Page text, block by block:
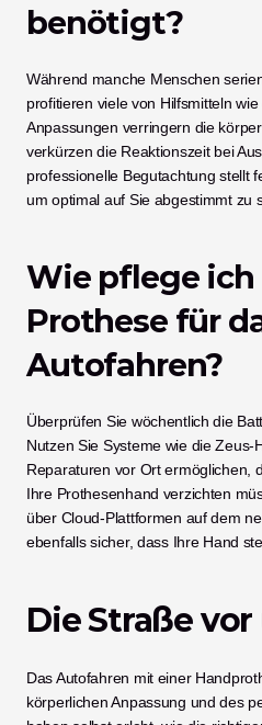
benötigt?
Während manche Menschen
profitieren viele von Hilfsmitteln
Anpassungen verringern die
verkürzen die Reaktionszeit bei
professionelle Begutachtung stellt
um optimal auf Sie abgestimmt zu
Wie pflege
Prothese für
Autofahren?
Überprüfen Sie wöchentlich die
Nutzen Sie Systeme wie die Zeus-
Reparaturen vor Ort ermöglichen,
Ihre Prothesenhand verzichten
über Cloud-Plattformen auf dem
ebenfalls sicher, dass Ihre Hand
Die Straße vor
Das Autofahren mit einer
körperlichen Anpassung und des